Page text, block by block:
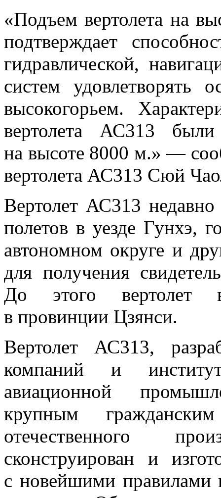
«Подъем вертолета на
подтверждает
гидравлической,
систем удовлетворять
высокогорьем.
вертолета АС313
на высоте 8000 м.» —
вертолета АС313 Сюй
Вертолет АС313
полетов в уезде Гунхэ,
автономном округе и
для получения
До
этого вертолет
в провинции Цзянси.
Вертолет АС313,
компаний и
авиационной
крупным
отечественного
сконструирован и
с новейшими правилами